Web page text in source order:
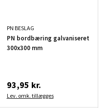
PN BESLAG
PN bordbæring galvaniseret
300x300 mm
93,95 kr.
Lev. omk. tillægges